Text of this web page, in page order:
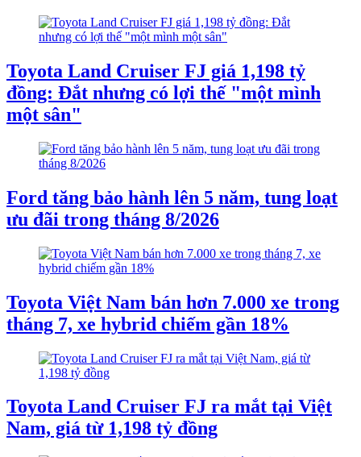
Toyota Land Cruiser FJ giá 1,198 tỷ
đồng: Đắt nhưng có lợi thế "một mình
một sân"
Ford tăng bảo hành lên 5 năm, tung loạt
ưu đãi trong tháng 8/2026
Toyota Việt Nam bán hơn 7.000 xe trong
tháng 7, xe hybrid chiếm gần 18%
Toyota Land Cruiser FJ ra mắt tại Việt
Nam, giá từ 1,198 tỷ đồng